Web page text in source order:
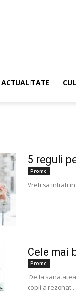
ACTUALITATE
5 reguli
Promo
Vreti sa intrati
Cele mai
Promo
De la
copii a rezonat...